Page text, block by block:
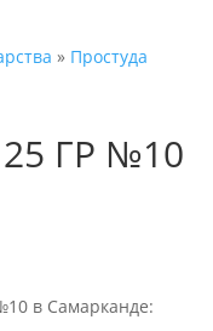
» Простуда
ГР №10
в Самарканде: